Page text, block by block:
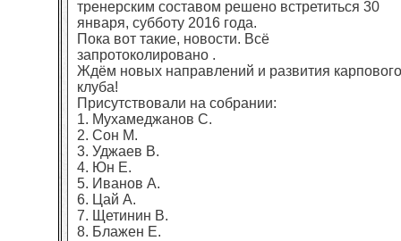
тренерским составом решено встретиться 30
января, субботу 2016 года.
Пока вот такие, новости. Всё
запротоколировано .
Ждём новых направлений и развития карпового
клуба!
Присутствовали на собрании:
1. Мухамеджанов С.
2. Сон М.
3. Уджаев В.
4. Юн Е.
5. Иванов А.
6. Цай А.
7. Щетинин В.
8. Блажен Е.